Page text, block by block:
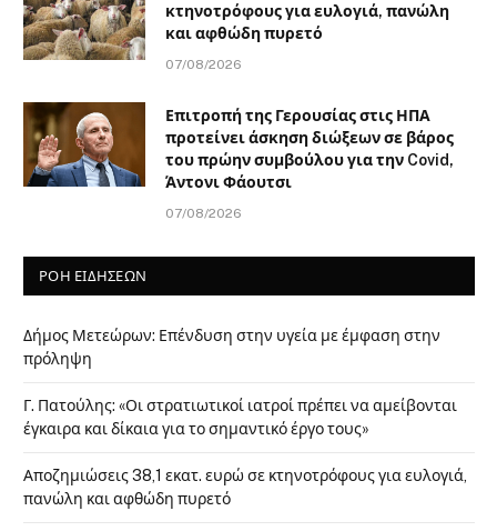
κτηνοτρόφους για ευλογιά, πανώλη
και αφθώδη πυρετό
07/08/2026
Επιτροπή της Γερουσίας στις ΗΠΑ
προτείνει άσκηση διώξεων σε βάρος
του πρώην συμβούλου για την Covid,
Άντονι Φάουτσι
07/08/2026
ΡΟΗ ΕΙΔΗΣΕΩΝ
Δήμος Μετεώρων: Επένδυση στην υγεία με έμφαση στην
πρόληψη
Γ. Πατούλης: «Οι στρατιωτικοί ιατροί πρέπει να αμείβονται
έγκαιρα και δίκαια για το σημαντικό έργο τους»
Αποζημιώσεις 38,1 εκατ. ευρώ σε κτηνοτρόφους για ευλογιά,
πανώλη και αφθώδη πυρετό